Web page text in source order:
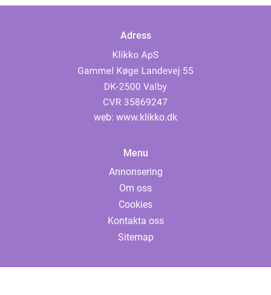
Adress
web: www.klikko.dk
Menu
Annonsering
Om oss
Cookies
Kontakta oss
Sitemap